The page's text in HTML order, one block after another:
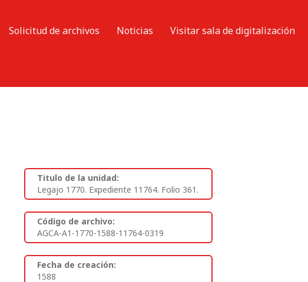
Solicitud de archivos Noticias
Visitar sala de digitalización
Titulo de la unidad:
Legajo 1770. Expediente 11764. Folio 361.
Código de archivo:
AGCA-A1-1770-1588-11764-0319
Fecha de creación:
1588